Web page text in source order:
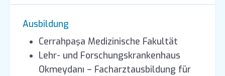
Ausbildung
Cerrahpaşa Medizinische Fakultät
Lehr- und Forschungskrankenhaus
Okmeydanı – Facharztausbildung für